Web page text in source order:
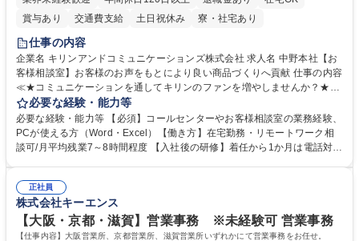
賞与あり
交通費支給 土日祝休み 寮・社宅あり
仕事の内容
企業名 キリンアンドコミュニケーションズ株式会社 求人名 中野本社【お
客様相談室】お客様のお声をもとにより良い商品づくりへ貢献 仕事の内容
≪★コミュニケーションを通してキリンのファンを増やしませんか？★≫
お客様のお声をより良い商品づくりに活かしていく上で、窓口となるお客
様相談室でのお仕事です。 日々お客様からいただくキリングループへのご
意見を、企業活動に活かしています。お客様からの声に迅速かつ誠意をも
って対応、情報提供するとともにグループ内活動に反映しています。 【具
平均100件前後■メール・手紙：同上40件前後 募集職種 中野本社【お客様
相談室】お客様のお声をもとにより良い商品づくりへ貢献
必要な経験・能力等
必要な経験・能力等 【必須】コールセンターやお客様相談室の業務経験、
PCが使える方（Word・Excel）【働き方】在宅勤務・リモートワーク相
談可/月平均残業7～8時間程度 【入社後の研修】着任から1か月は電話対応
すのでご安心ください。 【当社について】キリングループの広報機能を担
う会社として、お客様との出会いを大切にし、磨き上げたホスピタリティ
を込めてコミュニケーションをとりながら広報関連業務を行っておりま
す。 学歴・資格 学歴：大学院 大学 高専 短大 専修学校 高校 語学力： 資
正社員
株式会社キーエンス
【大阪・京都・滋賀】営業事務 ※未経験可 営業事務
【仕事内容】大阪営業所、京都営業所、滋賀営業所いずれかにて営業事務をお任せ。